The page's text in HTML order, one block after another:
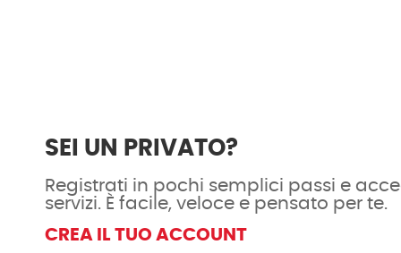
SEI UN PRIVATO?
Registrati in pochi semplici passi e
servizi. È facile, veloce e pensato per te.
CREA IL TUO ACCOUNT